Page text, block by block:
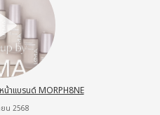
าแบรนด์ MORPH8NE
น 2568